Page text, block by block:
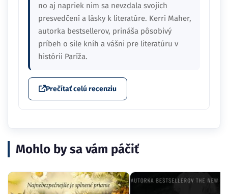
no aj napriek nim sa nevzdala svojich
presvedčení a lásky k literatúre. Kerri Maher,
autorka bestsellerov, prináša pôsobivý
príbeh o sile kníh a vášni pre literatúru v
histórii Paríža.
Prečítať celú recenziu
Mohlo by sa vám páčiť